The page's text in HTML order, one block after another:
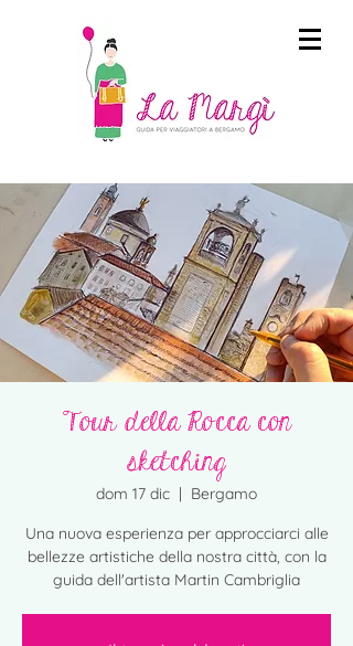
Tour della Rocca con
sketching
dom 17 dic
  |
Bergamo
Una nuova esperienza per approcciarci alle
bellezze artistiche della nostra città, con la
guida dell'artista Martin Cambriglia